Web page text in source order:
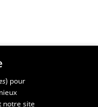
et de développement
) pour
notre site